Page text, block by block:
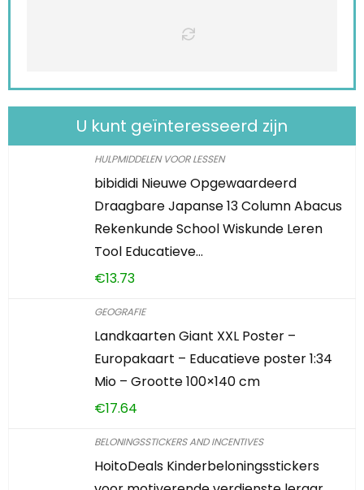
U kunt geïnteresseerd zijn
HULPMIDDELEN VOOR LESSEN
bibididi Nieuwe Opgewaardeerd
Draagbare Japanse 13 Column Abacus
Rekenkunde School Wiskunde Leren
Tool Educatieve…
€13.73
GEOGRAFIE
Landkaarten Giant XXL Poster –
Europakaart – Educatieve poster 1:34
Mio – Grootte 100×140 cm
€17.64
BELONINGSSTICKERS AND INCENTIVES
HoitoDeals Kinderbeloningsstickers